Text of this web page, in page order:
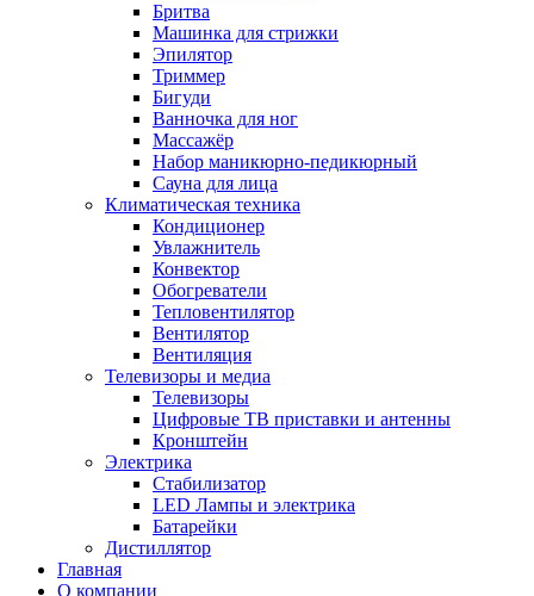
Бритва
Машинка для стрижки
Эпилятор
Триммер
Бигуди
Ванночка для ног
Массажёр
Набор маникюрно-педикюрный
Сауна для лица
Климатическая техника
Кондиционер
Увлажнитель
Конвектор
Обогреватели
Тепловентилятор
Вентилятор
Вентиляция
Телевизоры и медиа
Телевизоры
Цифровые ТВ приставки и антенны
Кронштейн
Электрика
Стабилизатор
LED Лампы и электрика
Батарейки
Дистиллятор
Главная
О компании